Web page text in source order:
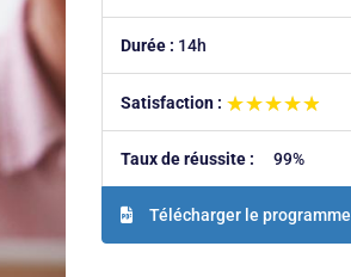
Durée : 14h
Satisfaction : ★★★★★
★★★★★
Taux de réussite : 99%
Télécharger le programme